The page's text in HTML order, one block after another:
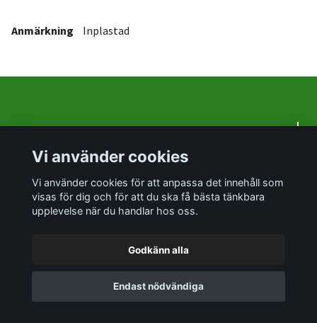
Anmärkning Inplastad
Om oss
Sociala medier
© 2026 PrylTokigt
Vi använder cookies
Vi använder cookies för att anpassa det innehåll som
visas för dig och för att du ska få bästa tänkbara
upplevelse när du handlar hos oss.
Godkänn alla
Endast nödvändiga